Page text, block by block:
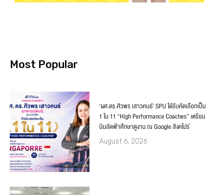
Most Popular
‘ผศ.ดร.ศิวพร เสาวคนธ์’ SPU ได้รับคัดเลือกเป็น
1 ใน 11 “High Performance Coaches” เตรียม
บินลัดฟ้าศึกษาดูงาน ณ Google สิงคโปร์
August 6, 2026